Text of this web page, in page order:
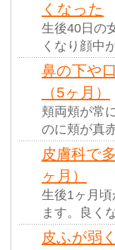
くなった
生後40日の
くなり顔中
鼻の下や
（5ヶ月）
頬両頬が常
のに頬が真
皮膚科で
ヶ月）
生後1ヶ月
ます。良く
皮ふが弱